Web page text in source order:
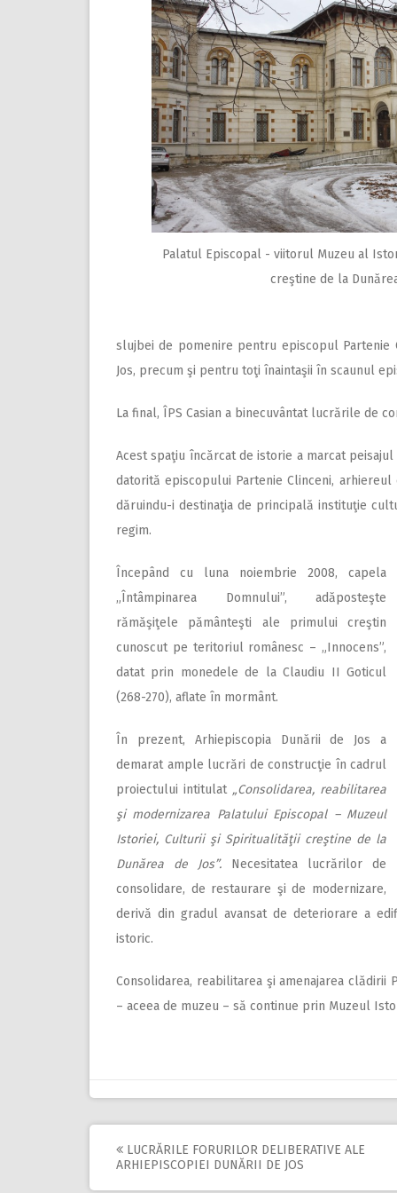
Palatul Episcopal - viitorul Muzeu al
creştine de la
slujbei de pomenire pentru episcopul Partenie
Jos, precum şi pentru toţi înaintaşii în scaunul
La final, ÎPS Casian a binecuvântat lucrările de
Acest spaţiu încărcat de istorie a marcat
datorită episcopului Partenie Clinceni,
dăruindu-i destinaţia de principală instituţie
regim.
Începând cu luna noiembrie 2008, capela
„Întâmpinarea Domnului”, adăposteşte
rămăşiţele pământeşti ale primului creştin
cunoscut pe teritoriul românesc – „Innocens”,
datat prin monedele de la Claudiu II Goticul
(268-270), aflate în mormânt.
În prezent, Arhiepiscopia Dunării de Jos a
demarat ample lucrări de construcţie în cadrul
proiectului intitulat „Consolidarea, reabilitarea
şi modernizarea Palatului Episcopal – Muzeul
Istoriei, Culturii şi Spiritualităţii creştine de la
Dunărea de Jos”. Necesitatea lucrărilor de
consolidare, de restaurare şi de modernizare,
derivă din gradul avansat de deteriorare a
istoric.
Consolidarea, reabilitarea şi amenajarea
– aceea de muzeu – să continue prin Muzeul
Post
LUCRĂRILE FORURILOR DELIBERATIVE ALE
ARHIEPISCOPIEI DUNĂRII DE JOS